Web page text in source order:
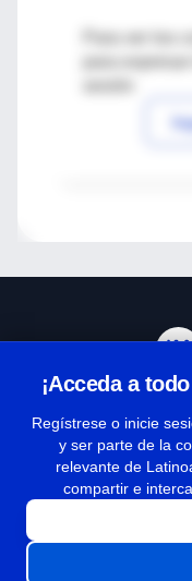
Para ver los
¡Acceda a
Regístrese o inicie
y ser parte de la
relevante de
compartir e
|
| Todos los